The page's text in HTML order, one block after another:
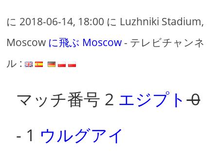
に 2018-06-14, 18:00 に Luzhniki Stadium,
Moscow に飛ぶ Moscow- テレビチャンネ
ル :
マッチ番号 2 エジプト0
- 1 ウルグアイ